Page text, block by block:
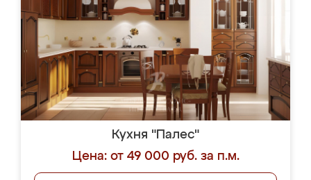
Кухня "Палес"
Цена: от 49 000 руб. за п.м.